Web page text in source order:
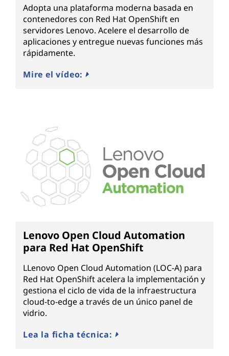
Adopta una plataforma moderna basada en
contenedores con Red Hat OpenShift en
servidores Lenovo. Acelere el desarrollo de
aplicaciones y entregue nuevas funciones más
rápidamente.
Mire el vídeo:
Lenovo Open Cloud Automation
para Red Hat OpenShift
LLenovo Open Cloud Automation (LOC-A) para
Red Hat OpenShift acelera la implementación y
gestiona el ciclo de vida de la infraestructura
cloud-to-edge a través de un único panel de
vidrio.
Lea la ficha técnica: